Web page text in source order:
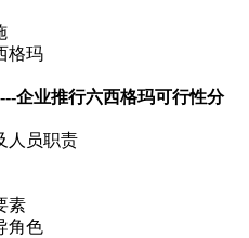
格玛
企业推行六西格玛可行性分
人员职责
素
角色